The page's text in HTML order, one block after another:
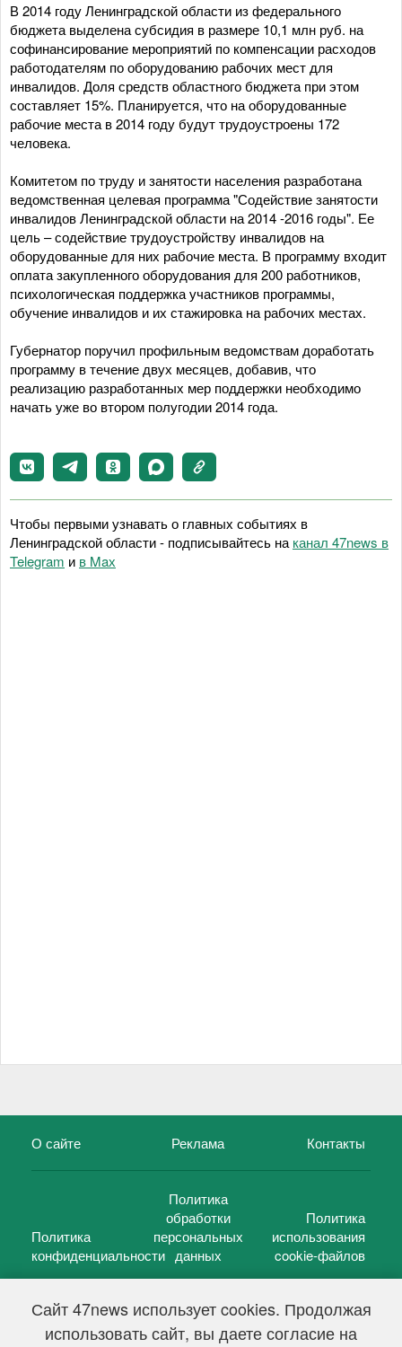
Сайт 47news использует cookies. Продолжая
использовать сайт, вы даете согласие на
В 2014 году Ленинградской области из федерального
бюджета выделена субсидия в размере 10,1 млн руб. на
софинансирование мероприятий по компенсации расходов
работодателям по оборудованию рабочих мест для
инвалидов. Доля средств областного бюджета при этом
составляет 15%. Планируется, что на оборудованные
рабочие места в 2014 году будут трудоустроены 172
человека.
Комитетом по труду и занятости населения разработана
ведомственная целевая программа "Содействие занятости
инвалидов Ленинградской области на 2014 -2016 годы". Ее
цель – содействие трудоустройству инвалидов на
оборудованные для них рабочие места. В программу входит
оплата закупленного оборудования для 200 работников,
психологическая поддержка участников программы,
обучение инвалидов и их стажировка на рабочих местах.
Губернатор поручил профильным ведомствам доработать
программу в течение двух месяцев, добавив, что
реализацию разработанных мер поддержки необходимо
начать уже во втором полугодии 2014 года.
Чтобы первыми узнавать о главных событиях в
Ленинградской области - подписывайтесь на канал 47news в
Telegram и в Maх
О сайте Реклама Контакты
Политика
конфиденциальности
Политика
обработки
персональных
данных
Политика
использования
cookie-файлов
47 новостей (47 news)2005 — 2026 г.